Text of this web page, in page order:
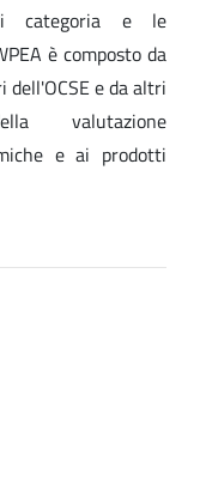
categoria e le
è composto da
e da altri
valutazione
e ai prodotti